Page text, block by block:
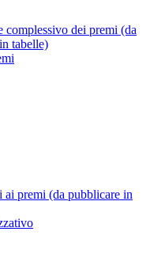
complessivo dei premi (da
tabelle)
ai premi (da pubblicare in